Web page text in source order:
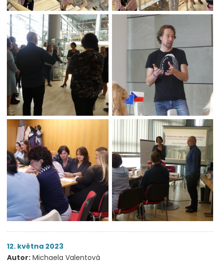
12. května 2023
Autor: Michaela Valentová